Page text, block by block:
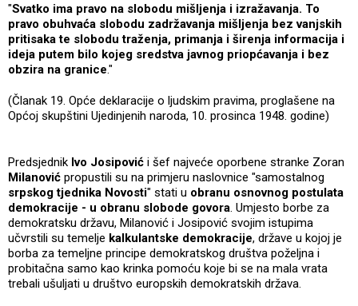
"Svatko ima pravo na slobodu mišljenja i izražavanja. To
pravo obuhvaća slobodu zadržavanja mišljenja bez vanjskih
pritisaka te slobodu traženja, primanja i širenja informacija i
ideja putem bilo kojeg sredstva javnog priopćavanja i bez
obzira na granice."
(Članak 19. Opće deklaracije o ljudskim pravima, proglašene na
Općoj skupštini Ujedinjenih naroda, 10. prosinca 1948. godine)
Predsjednik Ivo Josipović i šef najveće oporbene stranke Zoran
Milanović propustili su na primjeru naslovnice "samostalnog
srpskog tjednika Novosti" stati u obranu osnovnog postulata
demokracije - u obranu slobode govora. Umjesto borbe za
demokratsku državu, Milanović i Josipović svojim istupima
učvrstili su temelje kalkulantske demokracije, države u kojoj je
borba za temeljne principe demokratskog društva poželjna i
probitačna samo kao krinka pomoću koje bi se na mala vrata
trebali ušuljati u društvo europskih demokratskih država.